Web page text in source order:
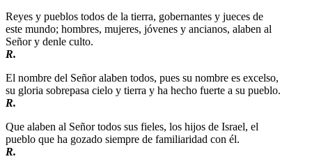
Reyes y pueblos todos de la tierra, gobernantes y jueces de
este mundo; hombres, mujeres, jóvenes y ancianos, alaben al
Señor y denle culto.
R.
El nombre del Señor alaben todos, pues su nombre es excelso,
su gloria sobrepasa cielo y tierra y ha hecho fuerte a su pueblo.
R.
Que alaben al Señor todos sus fieles, los hijos de Israel, el
pueblo que ha gozado siempre de familiaridad con él.
R.